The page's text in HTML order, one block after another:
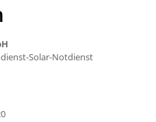
Solar-Notdienst